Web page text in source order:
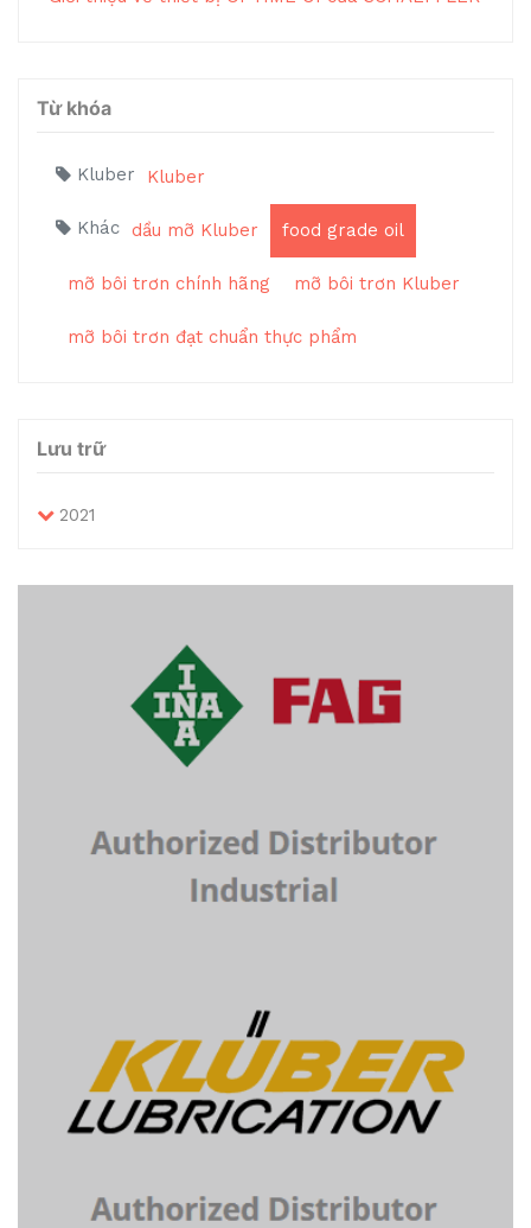
Từ khóa
Kluber Kluber
Khác dầu mỡ Kluber food grade oil
mỡ bôi trơn chính hãng mỡ bôi trơn Kluber
mỡ bôi trơn đạt chuẩn thực phẩm
Lưu trữ
2021